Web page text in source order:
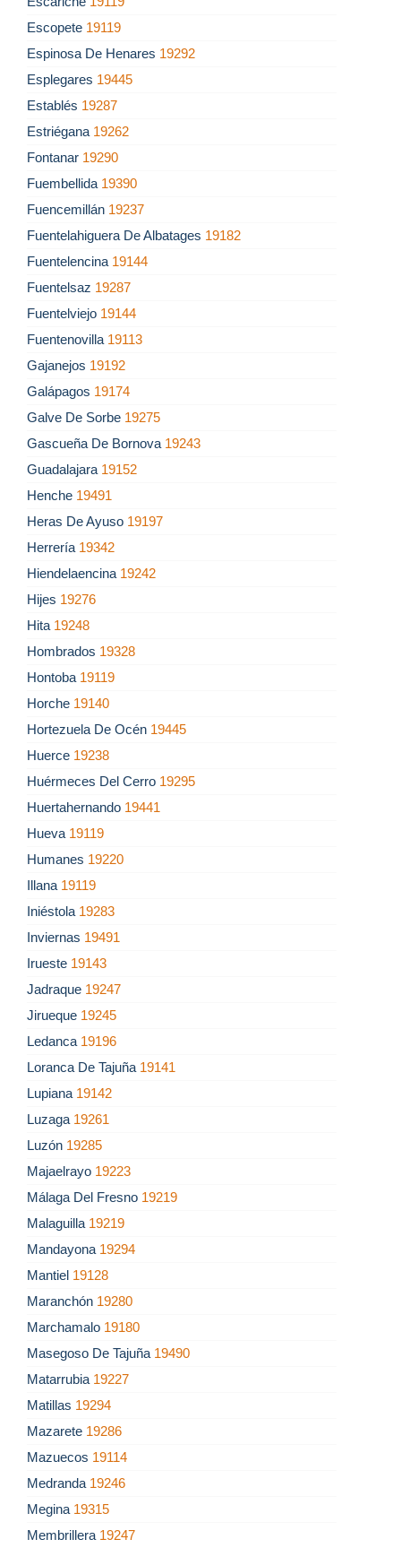
Escopete 19119
Espinosa De Henares 19292
Esplegares 19445
Establés 19287
Estriégana 19262
Fontanar 19290
Fuembellida 19390
Fuencemillán 19237
Fuentelahiguera De Albatages 19182
Fuentelencina 19144
Fuentelsaz 19287
Fuentelviejo 19144
Fuentenovilla 19113
Gajanejos 19192
Galápagos 19174
Galve De Sorbe 19275
Gascueña De Bornova 19243
Guadalajara 19152
Henche 19491
Heras De Ayuso 19197
Herrería 19342
Hiendelaencina 19242
Hijes 19276
Hita 19248
Hombrados 19328
Hontoba 19119
Horche 19140
Hortezuela De Océn 19445
Huerce 19238
Huérmeces Del Cerro 19295
Huertahernando 19441
Hueva 19119
Humanes 19220
Illana 19119
Iniéstola 19283
Inviernas 19491
Irueste 19143
Jadraque 19247
Jirueque 19245
Ledanca 19196
Loranca De Tajuña 19141
Lupiana 19142
Luzaga 19261
Luzón 19285
Majaelrayo 19223
Málaga Del Fresno 19219
Malaguilla 19219
Mandayona 19294
Mantiel 19128
Maranchón 19280
Marchamalo 19180
Masegoso De Tajuña 19490
Matarrubia 19227
Matillas 19294
Mazarete 19286
Mazuecos 19114
Medranda 19246
Megina 19315
Membrillera 19247